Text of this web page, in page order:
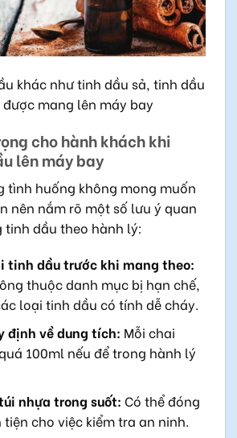
khác như tinh dầu sả, tinh dầu
mang lên máy bay
cho hành khách khi
lên máy bay
tình huống không mong muốn
nên nắm rõ một số lưu ý quan
tinh dầu theo hành lý:
tinh dầu trước khi mang theo:
thuộc danh mục bị hạn chế,
loại tinh dầu có tính dễ cháy.
định về dung tích: Mỗi chai
100ml nếu để trong hành lý
nhựa trong suốt: Có thể đóng
tiện cho việc kiểm tra an ninh.